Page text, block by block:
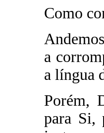
Como
a
a língua
Porém,
para Si,